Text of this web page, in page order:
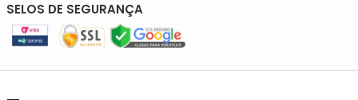
SELOS DE SEGURANÇA